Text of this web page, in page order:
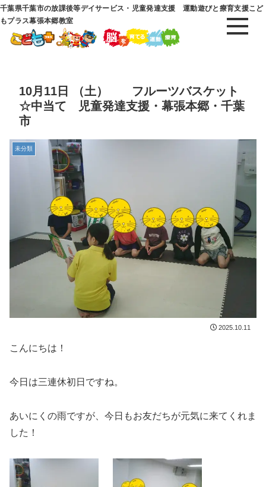
千葉県千葉市の放課後等デイサービス・児童発達支援 運動遊びと療育支援こど
もプラス幕張本郷教室
10月11日 （土） フルーツバスケット
☆中当て 児童発達支援・幕張本郷・千葉
市
未分類
2025.10.11
こんにちは！
今日は三連休初日ですね。
あいにくの雨ですが、今日もお友だちが元気に来てくれま
した！